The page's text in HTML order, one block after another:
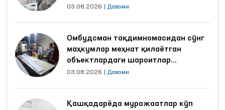
03.08.2026 Давоми
Омбудсман тақдимномасидан сўнг
маҳкумлар меҳнат қилаётган
объектлардаги шароитлар
яхшиланди
03.08.2026 Давоми
Қашқадарёда мурожаатлар кўп